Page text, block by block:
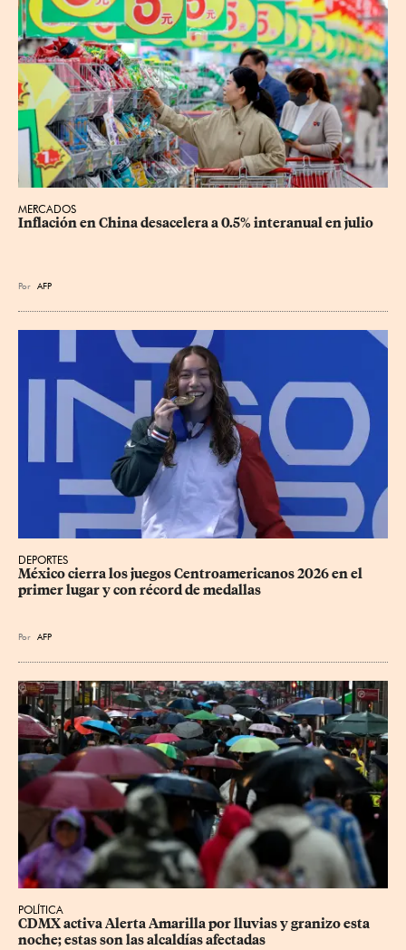
MERCADOS
Inflación en China desacelera a 0.5% interanual en julio
Por AFP
DEPORTES
México cierra los juegos Centroamericanos 2026 en el
primer lugar y con récord de medallas
Por AFP
POLÍTICA
CDMX activa Alerta Amarilla por lluvias y granizo esta
noche; estas son las alcaldías afectadas